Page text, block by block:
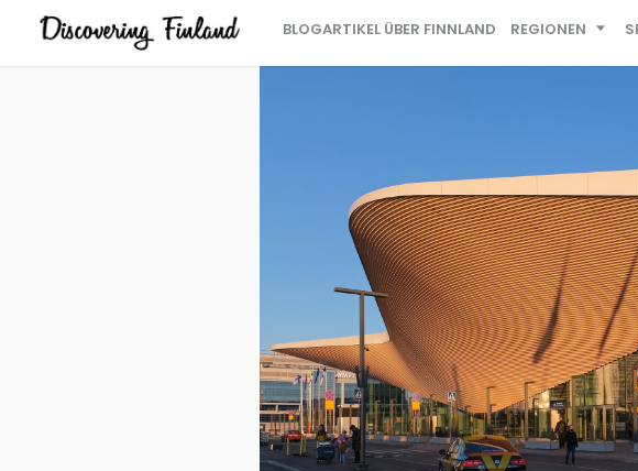
BLOGARTIKEL ÜBER FINNLAND REGIONEN